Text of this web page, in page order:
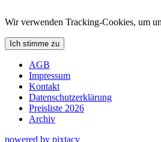
Wir verwenden Tracking-Cookies, um
Ich stimme zu
AGB
Impressum
Kontakt
Datenschutzerklärung
Preisliste 2026
Archiv
powered by pixtacy